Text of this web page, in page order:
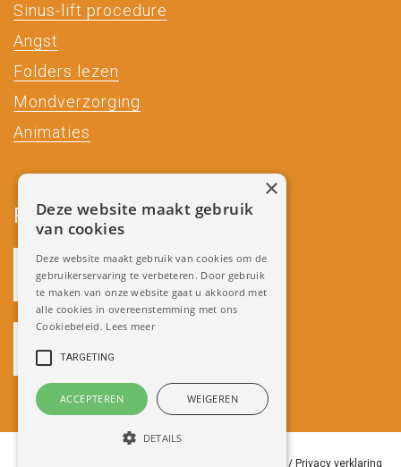
Sinus-lift procedure
Angst
Folders lezen
Mondverzorging
Animaties
Partners
/ Privacy verklaring
Deze website maakt gebruik
van cookies
Deze website maakt gebruik van cookies om de
gebruikerservaring te verbeteren. Door gebruik
te maken van onze website gaat u akkoord met
alle cookies in overeenstemming met ons
Cookiebeleid. Lees meer
TARGETING
ACCEPTEREN WEIGEREN
DETAILS
×